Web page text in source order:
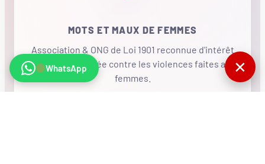
MOTS ET MAUX DE FEMMES
Association & ONG de Loi 1901 reconnue d'intérêt
général, mobilisée contre les violences faites aux
femmes.
WhatsApp ✕